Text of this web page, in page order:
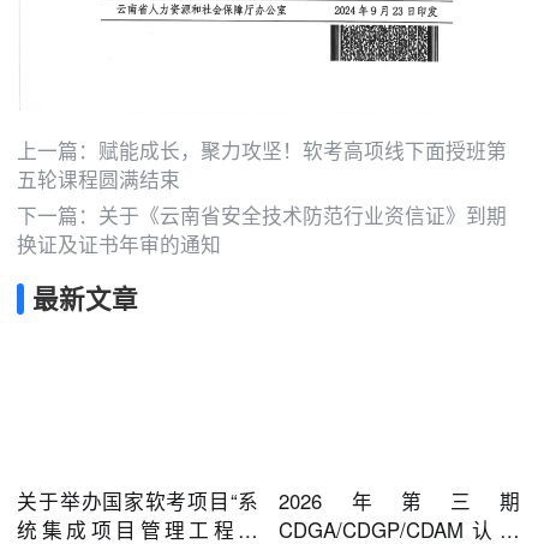
上一篇： 赋能成长，聚力攻坚！软考高项线下面授班第
五轮课程圆满结束
下一篇： 关于《云南省安全技术防范行业资信证》到期
换证及证书年审的通知
最新文章
关于举办国家软考项目“系
统集成项目管理工程师
2026年第三期
CDGA/CDGP/CDAM认证